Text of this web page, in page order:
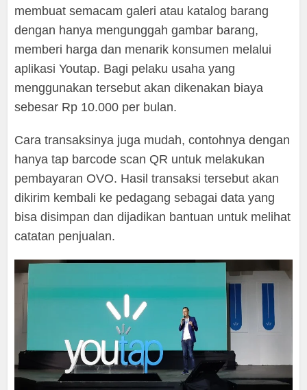
membuat semacam galeri atau katalog barang
dengan hanya mengunggah gambar barang,
memberi harga dan menarik konsumen melalui
aplikasi Youtap. Bagi pelaku usaha yang
menggunakan tersebut akan dikenakan biaya
sebesar Rp 10.000 per bulan.
Cara transaksinya juga mudah, contohnya dengan
hanya tap barcode scan QR untuk melakukan
pembayaran OVO. Hasil transaksi tersebut akan
dikirim kembali ke pedagang sebagai data yang
bisa disimpan dan dijadikan bantuan untuk melihat
catatan penjualan.